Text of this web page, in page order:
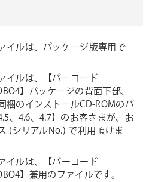
イルは、パッケージ版専用で
イルは、【バーコード
】パッケージの背面下部、
梱のインストールCD-ROMのバ
、4.6、4.7】のお客さまが、お
(シリアルNo.) で利用頂けま
イルは、【バーコード
】兼用のファイルです。